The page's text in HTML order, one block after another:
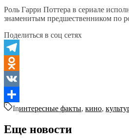
Роль Гарри Поттера в сериале
знаменитым предшественником по
Поделиться в соц сетях
Telegram
Odnoklassniki
VK
Отправить
Inинтересные факты, кино,
Еще новости